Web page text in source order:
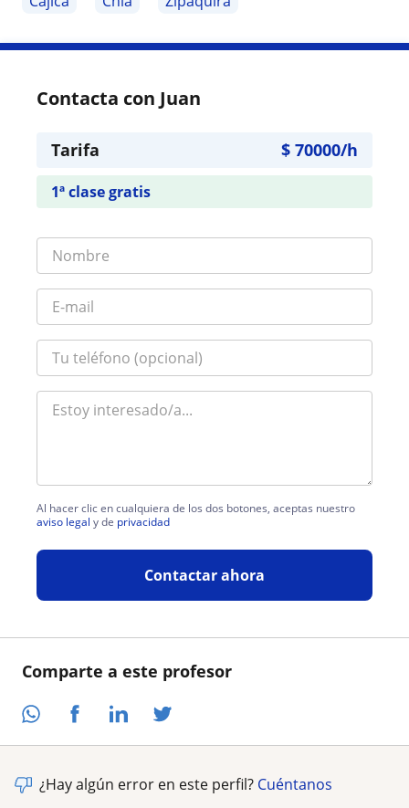
Comparte a este profesor
Contacta con Juan
Tarifa $ 70000/h
1ª clase gratis
Al hacer clic en cualquiera de los dos botones, aceptas nuestro
aviso legal y de privacidad
Contactar ahora
¿Hay algún error en este perfil? Cuéntanos